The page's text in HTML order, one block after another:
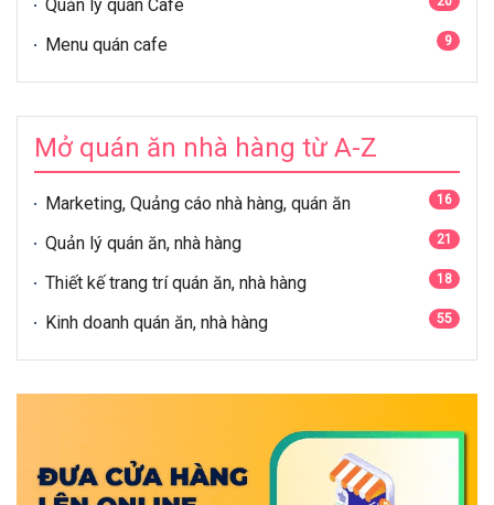
Quản lý quán Cafe
Menu quán cafe 9
Mở quán ăn nhà hàng từ A-Z
Marketing, Quảng cáo nhà hàng, quán ăn 16
Quản lý quán ăn, nhà hàng 21
Thiết kế trang trí quán ăn, nhà hàng 18
Kinh doanh quán ăn, nhà hàng 55